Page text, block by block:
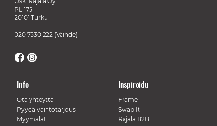
PL 175
20101 Turku
020 7530 222 (Vaihde)
Info
Ota yhteyttä
Pyydä vaihtotarjous
Myymälät
Inspiroidu
Frame
Swap It
Rajala B2B